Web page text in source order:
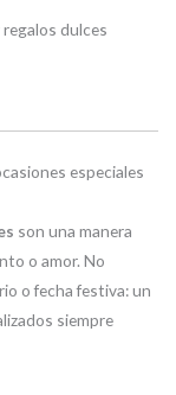
dulces
especiales
son una manera
o amor. No
o fecha festiva: un
siempre